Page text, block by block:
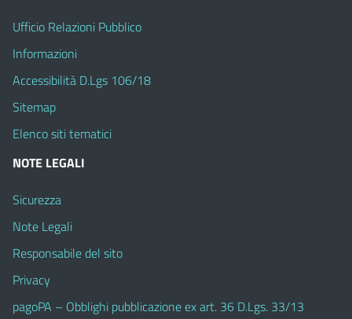
Ufficio Relazioni Pubblico
Informazioni
Accessibilità D.Lgs 106/18
Sitemap
Elenco siti tematici
NOTE LEGALI
Sicurezza
Note Legali
Responsabile del sito
Privacy
pagoPA – Obblighi pubblicazione ex art. 36 D.Lgs. 33/13